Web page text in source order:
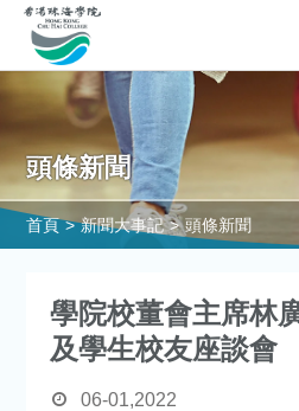
頭條新聞
首頁 > 新聞大事記 > 頭條新聞
學院校董會主席林
及學生校友座談會
06-01,2022